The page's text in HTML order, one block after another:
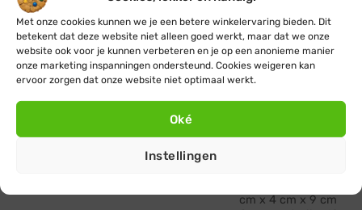
Met onze cookies kunnen we je een betere winkelervaring bieden. Dit
betekent dat deze website niet alleen goed werkt, maar dat we onze
website ook voor je kunnen verbeteren en je op een anonieme manier
onze marketing inspanningen ondersteund. Cookies weigeren kan
ervoor zorgen dat onze website niet optimaal werkt.
Oké
Instellingen
Materiaal :
kunststof / plastic
(onbreekbaar)
kerst ornamenten
cm x 9 cm
cm x 4 cm x 9 cm